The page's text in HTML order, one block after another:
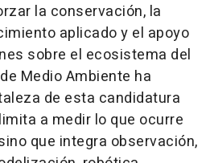
la conservación, la
aplicado y el apoyo
sobre el ecosistema del
Medio Ambiente ha
de esta candidatura
a medir lo que ocurre
que integra observación,